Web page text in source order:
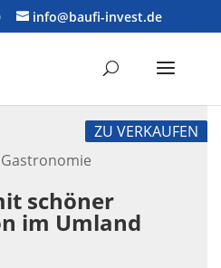
info@baufi-invest.de
ZU VERKAUFEN
schöner
im Umland